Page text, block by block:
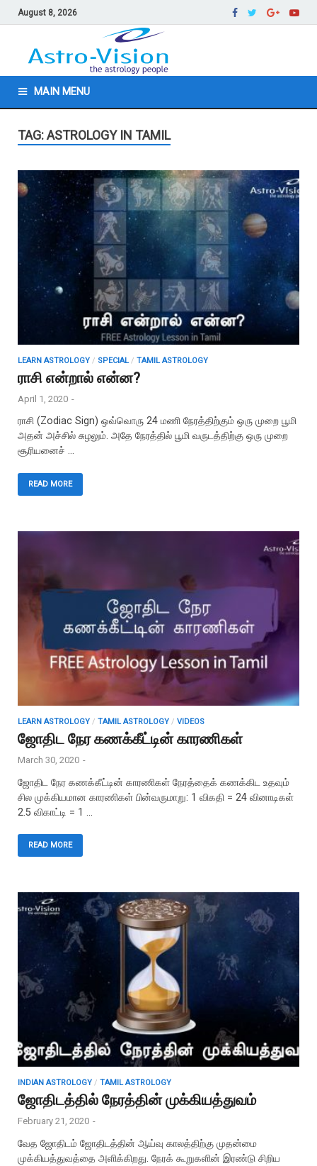
August 8, 2026
MAIN MENU
TAG: ASTROLOGY IN TAMIL
LEARN ASTROLOGY / SPECIAL/ TAMIL ASTROLOGY
ராசி என்றால் என்ன?
April 1, 2020 -
ராசி (Zodiac Sign) ஒவ்வொரு 24 மணி நேரத்திற்கும் ஒரு முறை பூமி
அதன் அச்சில் சுழலும். அதே நேரத்தில் பூமி வருடத்திற்கு ஒரு முறை
சூரியனைச் …
READ MORE
LEARN ASTROLOGY / TAMIL ASTROLOGY / VIDEOS
ஜோதிட நேர கணக்கீட்டின் காரணிகள்
March 30, 2020 -
ஜோதிட நேர கணக்கீட்டின் காரணிகள் நேரத்தைக் கணக்கிட உதவும்
சில முக்கியமான காரணிகள் பின்வருமாறு: 1 விகதி = 24 வினாடிகள்
2.5 விகாட்டி = 1 …
READ MORE
INDIAN ASTROLOGY / TAMIL ASTROLOGY
ஜோதிடத்தில் நேரத்தின் முக்கியத்துவம்
February 21, 2020 -
வேத ஜோதிடம் ஜோதிடத்தின் ஆய்வு காலத்திற்கு முதன்மை
முக்கியத்துவத்தை அளிக்கிறது. நேரக் கூறுகளின் இரண்டு சிறிய